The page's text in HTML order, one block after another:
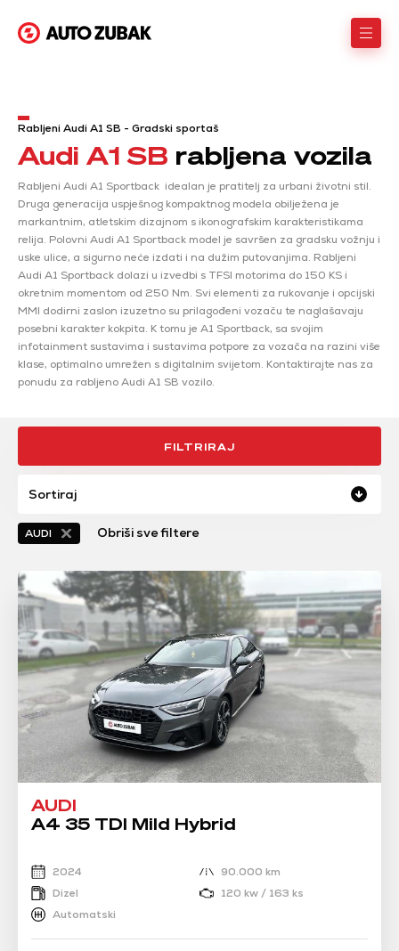
Audi A1 SB rabljena vozila
Rabljeni Audi A1 Sportback idealan je pratitelj za urbani životni stil.
Druga generacija uspješnog kompaktnog modela obilježena je
markantnim, atletskim dizajnom s ikonografskim karakteristikama
relija. Polovni Audi A1 Sportback model je savršen za gradsku vožnju i
uske ulice, a sigurno neće izdati i na dužim putovanjima. Rabljeni
Audi A1 Sportback dolazi u izvedbi s TFSI motorima do 150 KS i
okretnim momentom od 250 Nm. Svi elementi za rukovanje i opcijski
MMI dodirni zaslon izuzetno su prilagođeni vozaču te naglašavaju
posebni karakter kokpita. K tomu je A1 Sportback, sa svojim
infotainment sustavima i sustavima potpore za vozača na razini više
klase, optimalno umrežen s digitalnim svijetom. Kontaktirajte nas za
ponudu za rabljeno Audi A1 SB vozilo.
Rabljeni Audi A1 SB - Gradski sportaš
FILTRIRAJ
Sortiraj
AUDI Obriši sve filtere
AUDI
A4 35 TDI Mild Hybrid
2024
90.000 km
Dizel
120 kw / 163 ks
Automatski